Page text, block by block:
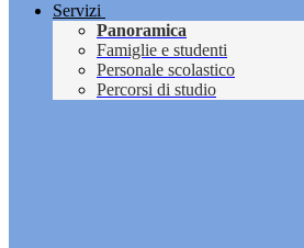
Servizi
Panoramica
Famiglie e studenti
Personale scolastico
Percorsi di studio